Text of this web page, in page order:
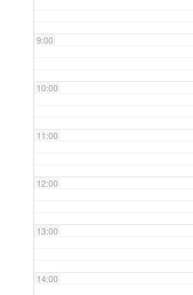
9:00
10:00
11:00
12:00
13:00
14:00